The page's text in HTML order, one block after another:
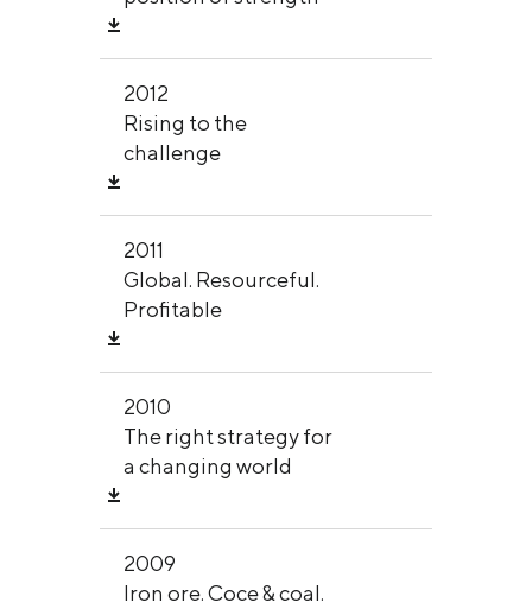
2012
Rising to the
challenge
2011
Global. Resourceful.
Profitable
2010
The right strategy for
a changing world
2009
Iron ore. Coce & coal.